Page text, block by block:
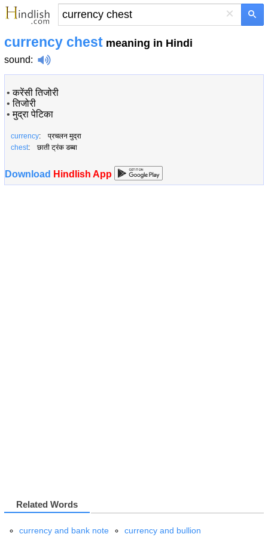
×
currency chest meaning in Hindi
sound:
•करेंसी तिजोरी
•तिजोरी
•मुद्रा पेटिका
currency: प्रचलन मुद्रा
chest: छाती ट्रंक डब्बा
Download Hindlish App
Related Words
currency and bank note currency and bullion